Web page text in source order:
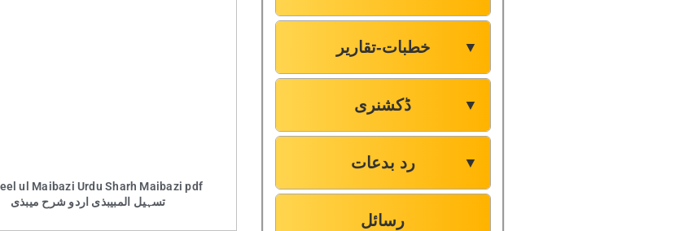
ul Maibazi Urdu Sharh Maibazi pdf
تسہیل المبیبذی اردو شرح میبذی
خطبات-تقاریر ▼
ڈکشنری ▼
رد بدعات ▼
رسائل